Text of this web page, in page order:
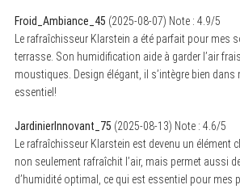
Froid_Ambiance_45 (2025-08-07) Note : 4.9/5
Le rafraîchisseur Klarstein a été parfait pour mes
terrasse. Son humidification aide à garder l’air
moustiques. Design élégant, il s’intègre bien dans
essentiel!
JardinierInnovant_75 (2025-08-13) Note : 4.6/5
Le rafraîchisseur Klarstein est devenu un élément
non seulement rafraîchit l’air, mais permet aussi
d’humidité optimal, ce qui est essentiel pour mes